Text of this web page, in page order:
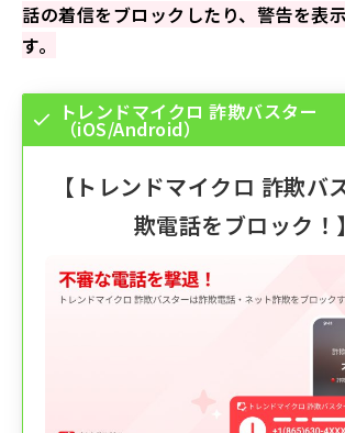
話の着信をブロックしたり、警告を表
す。
トレンドマイクロ 詐欺バスター
（iOS/Android）
【 トレンドマイクロ 詐欺バ
欺電話をブロック！】